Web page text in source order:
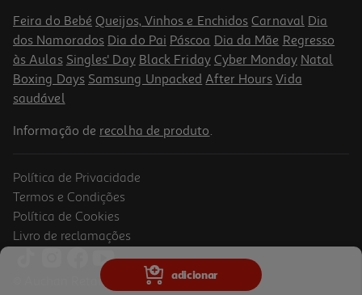
adicionar
Feira do Bebé Queijos, Vinhos e Enchidos Carnaval Dia
dos Namorados Dia do Pai Páscoa Dia da Mãe Regresso
às Aulas Singles' Day Black Friday Cyber Monday Natal
Boxing Days Samsung Unpacked After Hours Vida
saudável
Informação de recolha de produto.
Política de Privacidade
Termos e Condições
Política de Cookies
Livro de reclamações
© Auchan Retail Portugal